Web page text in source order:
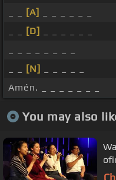
[A]
[D]
[N]
Amén. _ _ _ _ _ _ _
You may also